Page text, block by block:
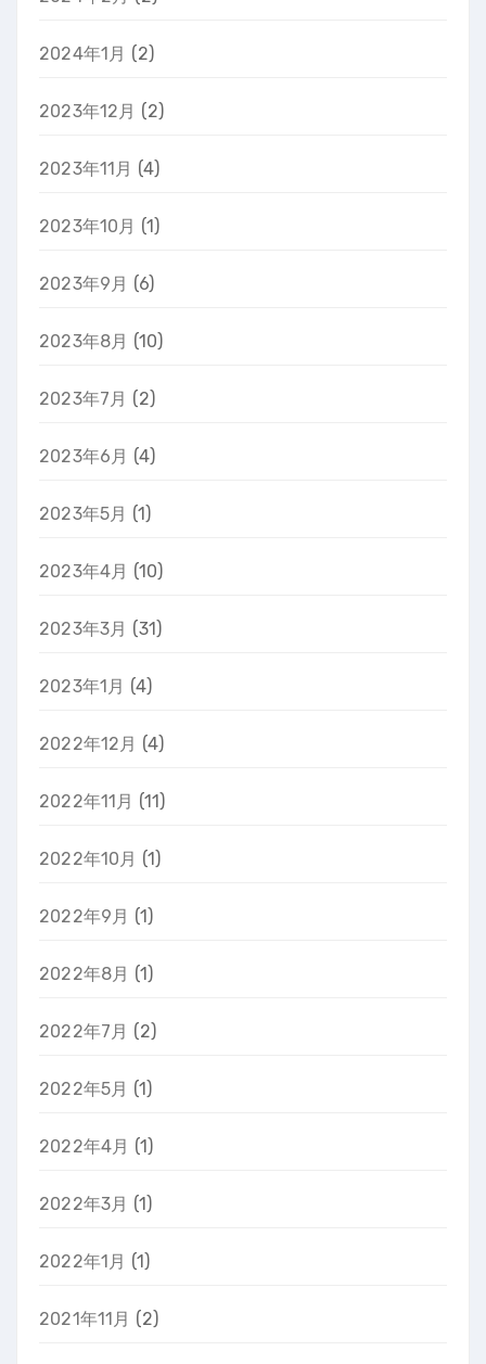
2024年1月 (2)
2023年12月 (2)
2023年11月 (4)
2023年10月 (1)
2023年9月 (6)
2023年8月 (10)
2023年7月 (2)
2023年6月 (4)
2023年5月 (1)
2023年4月 (10)
2023年3月 (31)
2023年1月 (4)
2022年12月 (4)
2022年11月 (11)
2022年10月 (1)
2022年9月 (1)
2022年8月 (1)
2022年7月 (2)
2022年5月 (1)
2022年4月 (1)
2022年3月 (1)
2022年1月 (1)
2021年11月 (2)